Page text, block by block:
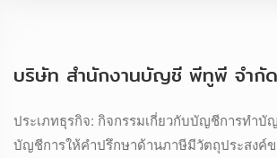
บริษัท สำนักงานบัญชี พีทูพี จำกัด
ประเภทธุรกิจ: กิจกรรมเกี่ยวกับบัญชีการทำบั
บัญชีการให้คำปรึกษาด้านภาษีมีวัตถุประสงค์ข